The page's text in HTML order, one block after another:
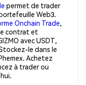
permet de trader
Web3.
Onchain Trade,
contrat et
avec USDT,
le dans le
Achetez
à trader ou